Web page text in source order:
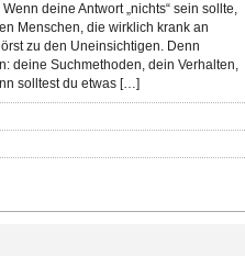
deine Antwort „nichts“ sein sollte,
Menschen, die wirklich krank an
zu den Uneinsichtigen. Denn
deine Suchmethoden, dein Verhalten,
solltest du etwas […]